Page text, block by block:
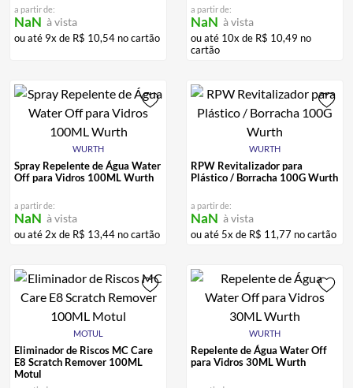
a partir de:
NaN à vista
ou até 9x de R$ 10,54 no cartão
a partir de:
NaN à vista
ou até 10x de R$ 10,49 no
cartão
WURTH
Spray Repelente de Água Water
Off para Vidros 100ML Wurth
a partir de:
NaN à vista
ou até 2x de R$ 13,44 no cartão
WURTH
RPW Revitalizador para
Plástico / Borracha 100G Wurth
a partir de:
NaN à vista
ou até 5x de R$ 11,77 no cartão
MOTUL
Eliminador de Riscos MC Care
E8 Scratch Remover 100ML
Motul
WURTH
Repelente de Água Water Off
para Vidros 30ML Wurth